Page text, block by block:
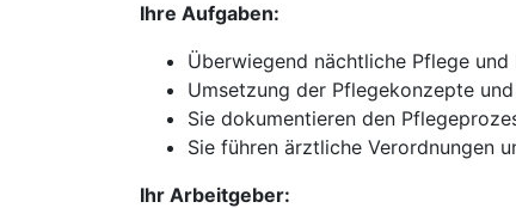
Ihre Aufgaben:
Überwiegend nächtliche Pflege
Umsetzung der Pflegekonzepte
Sie dokumentieren den
Sie führen ärztliche Verordnungen
Ihr Arbeitgeber: